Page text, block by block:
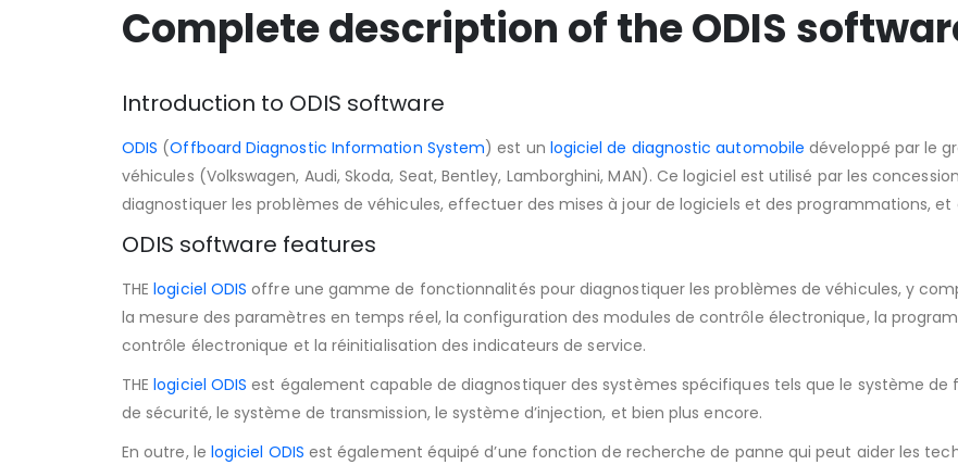
Complete description of the ODIS
Introduction to ODIS software
ODIS (Offboard Diagnostic Information System) est un logiciel de diagnostic automobile développé par le
véhicules (Volkswagen, Audi, Skoda, Seat, Bentley, Lamborghini, MAN). Ce logiciel est utilisé par les
diagnostiquer les problèmes de véhicules, effectuer des mises à jour de logiciels et des programmations,
ODIS software features
THElogiciel ODIS offre une gamme de fonctionnalités pour diagnostiquer les problèmes de véhicules, y
la mesure des paramètres en temps réel, la configuration des modules de contrôle électronique, la
contrôle électronique et la réinitialisation des indicateurs de service.
THElogiciel ODIS est également capable de diagnostiquer des systèmes spécifiques tels que le système
de sécurité, le système de transmission, le système d’injection, et bien plus encore.
En outre, le logiciel ODIS est également équipé d’une fonction de recherche de panne qui peut aider les